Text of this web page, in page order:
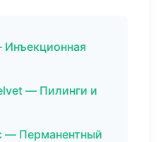
Инъекционная
— Пилинги и
— Перманентный